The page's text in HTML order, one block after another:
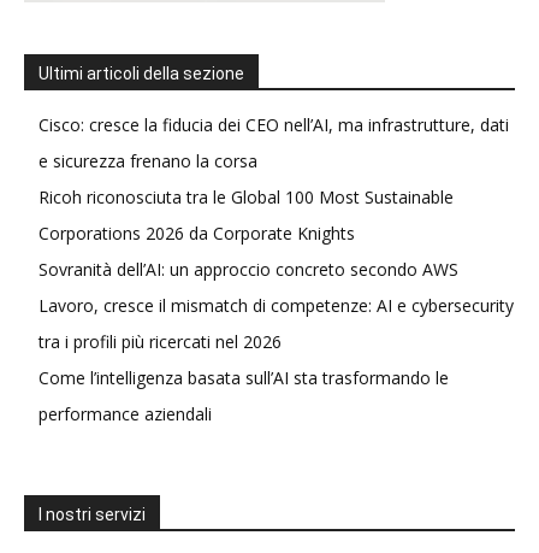
Ultimi articoli della sezione
Cisco: cresce la fiducia dei CEO nell’AI, ma infrastrutture, dati
e sicurezza frenano la corsa
Ricoh riconosciuta tra le Global 100 Most Sustainable
Corporations 2026 da Corporate Knights
Sovranità dell’AI: un approccio concreto secondo AWS
Lavoro, cresce il mismatch di competenze: AI e cybersecurity
tra i profili più ricercati nel 2026
Come l’intelligenza basata sull’AI sta trasformando le
performance aziendali
I nostri servizi